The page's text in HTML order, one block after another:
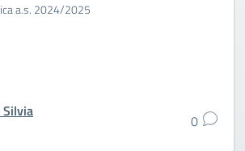
a.s. 2024/2025
Silvia
0